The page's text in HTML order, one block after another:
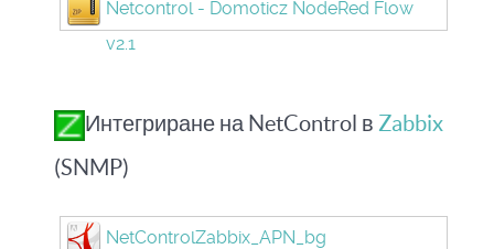
Netcontrol - Domoticz NodeRed Flow
v2.1
Интегриране на NetControl в Zabbix
(SNMP)
NetControlZabbix_APN_bg